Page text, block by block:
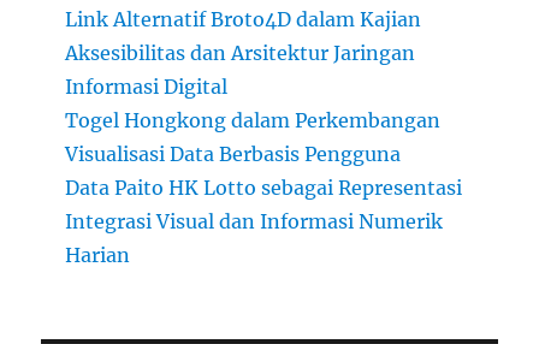
Link Alternatif Broto4D dalam Kajian
Aksesibilitas dan Arsitektur Jaringan
Informasi Digital
Togel Hongkong dalam Perkembangan
Visualisasi Data Berbasis Pengguna
Data Paito HK Lotto sebagai Representasi
Integrasi Visual dan Informasi Numerik
Harian